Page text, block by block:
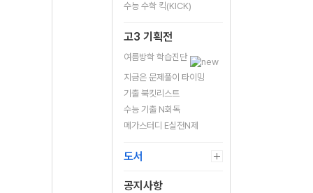
수능 수학 킥(KICK)
고3 기획전
여름방학 학습진단
지금은 문제풀이 타이밍
기출 북킷리스트
수능 기출 N회독
메가스터디 E실전N제
도서
공지사항